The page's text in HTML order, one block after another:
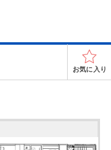
お気に入り